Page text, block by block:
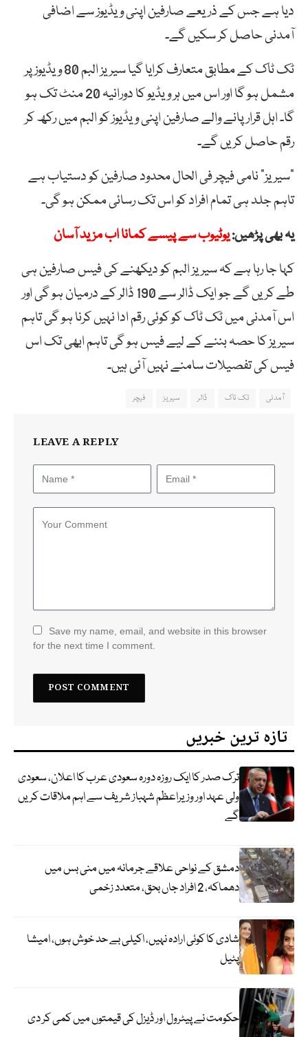
دیا ہے جس کے ذریعے صارفین اپنی ویڈیوز سے اضافی
آمدنی حاصل کر سکیں گے۔
ٹک ٹاک کے مطابق متعارف کرایا گیا سیریز البم 80 ویڈیوز پر
مشمل ہو گا اور اس میں ہر ویڈیو کا دورانیہ 20 منٹ تک ہو
گا۔ اہل قرار پانے والے صارفین اپنی ویڈیوز کو البم میں رکھ کر
رقم حاصل کریں گے۔
“سیریز” نامی فیچر فی الحال محدود صارفین کو دستیاب ہے
تاہم جلد ہی تمام افراد کو اس تک رسائی ممکن ہو گی۔
یہ بھی پڑھیں:یوٹیوب سے پیسے کمانا اب مزید آسان
کہا جا رہا ہے کہ سیریز البم کو دیکھنے کی فیس صارفین ہی
طے کریں گے جو ایک ڈالر سے 190 ڈالر کے درمیان ہو گی اور
اس آمدنی میں ٹک ٹاک کو کوئی رقم ادا نہیں کرنا ہو گی تاہم
سیریز کا حصہ بننے کے لیے فیس ہو گی تاہم ابھی تک اس
فیس کی تفصیلات سامنے نہیں آئی ہیں۔
آمدنی ٹک ٹاک ڈالر سیریز فیچر
LEAVE A REPLY
Save my name, email, and website in this browser
for the next time I comment.
تازہ ترین خبریں
ترک صدر کا ایک روزہ دورہ سعودی عرب کا اعلان، سعودی
ولی عہد اور وزیراعظم شہباز شریف سے اہم ملاقات کریں
گے
دمشق کے نواحی علاقے جرمانہ میں منی بس میں
دھماکہ، 2 افراد جاں بحق، متعدد زخمی
شادی کا کوئی ارادہ نہیں، اکیلی بے حد خوش ہوں، امیشا
پٹیل
حکومت نے پیٹرول اور ڈیزل کی قیمتوں میں کمی کر دی